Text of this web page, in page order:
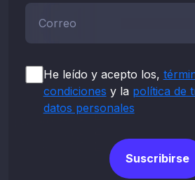
Correo*
Suscribirse
He leído y acepto los,
condiciones y la política de
datos personales